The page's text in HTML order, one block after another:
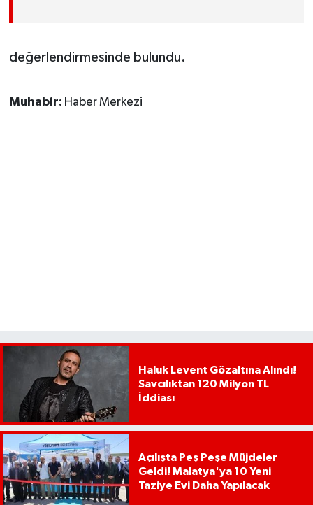
değerlendirmesinde bulundu.
Muhabir: Haber Merkezi
Haluk Levent Gözaltına Alındı!
Savcılıktan 120 Milyon TL
İddiası
Açılışta Peş Peşe Müjdeler
Geldi! Malatya'ya 10 Yeni
Taziye Evi Daha Yapılacak